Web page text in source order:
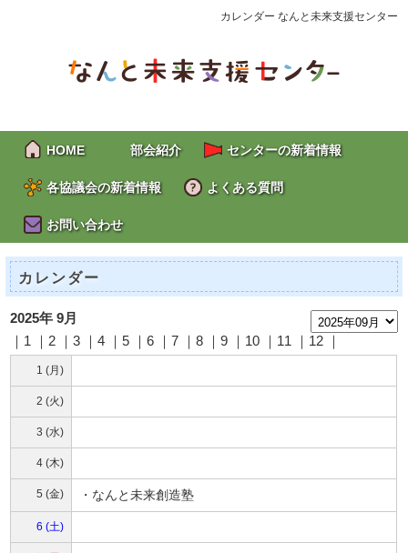
カレンダー なんと未来支援センター
HOME 部会紹介 センターの新着情報
各協議会の新着情報 よくある質問
お問い合わせ
カレンダー
2025年 9月
｜1 ｜2 ｜3 ｜4 ｜5 ｜6 ｜7 ｜8 ｜9 10 11 12
1 (月)
2 (火)
3 (水)
4 (木)
5 (金) ・なんと未来創造塾
6 (土)